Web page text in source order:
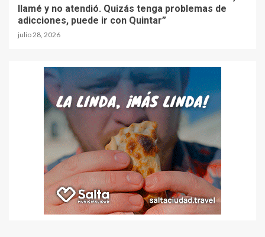
llamé y no atendió. Quizás tenga problemas de
adicciones, puede ir con Quintar”
julio 28, 2026